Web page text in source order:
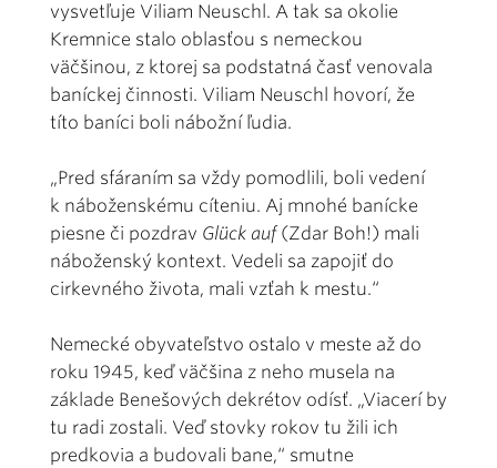
vysvetľuje Viliam Neuschl. A tak sa okolie
Kremnice stalo oblasťou s nemeckou
väčšinou, z ktorej sa podstatná časť venovala
baníckej činnosti. Viliam Neuschl hovorí, že
títo baníci boli nábožní ľudia.
„Pred sfáraním sa vždy pomodlili, boli vedení
k náboženskému cíteniu. Aj mnohé banícke
piesne či pozdrav Glück auf (Zdar Boh!) mali
náboženský kontext. Vedeli sa zapojiť do
cirkevného života, mali vzťah k mestu.“
Nemecké obyvateľstvo ostalo v meste až do
roku 1945, keď väčšina z neho musela na
základe Benešových dekrétov odísť. „Viacerí by
tu radi zostali. Veď stovky rokov tu žili ich
predkovia a budovali bane,“ smutne